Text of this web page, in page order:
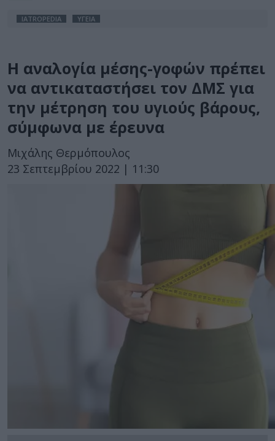
IATROPEDIA ΥΓΕΙΑ
Η αναλογία μέσης-γοφών πρέπει
να αντικαταστήσει τον ΔΜΣ για
την μέτρηση του υγιούς βάρους,
σύμφωνα με έρευνα
Μιχάλης Θερμόπουλος
23 Σεπτεμβρίου 2022 | 11:30